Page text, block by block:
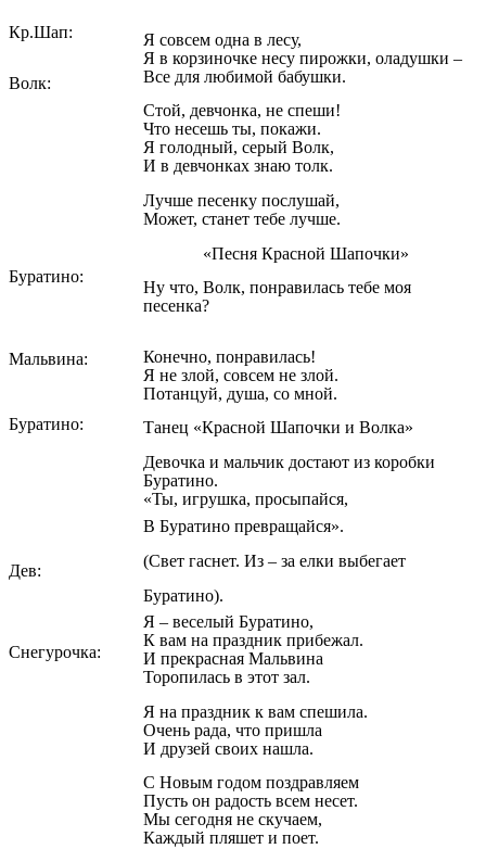
Кр.Шап:
Волк:
Буратино:
Мальвина:
Буратино:
Дев:
Снегурочка:
Я совсем одна в лесу,
Я в корзиночке несу пирожки, оладушки –
Все для любимой бабушки.
Стой, девчонка, не спеши!
Что несешь ты, покажи.
Я голодный, серый Волк,
И в девчонках знаю толк.
Лучше песенку послушай,
Может, станет тебе лучше.
«Песня Красной Шапочки»
Ну что, Волк, понравилась тебе моя
песенка?
Конечно, понравилась!
Я не злой, совсем не злой.
Потанцуй, душа, со мной.
Танец «Красной Шапочки и Волка»
Девочка и мальчик достают из коробки
Буратино.
«Ты, игрушка, просыпайся,
В Буратино превращайся».
(Свет гаснет. Из – за елки выбегает
Буратино).
Я – веселый Буратино,
К вам на праздник прибежал.
И прекрасная Мальвина
Торопилась в этот зал.
Я на праздник к вам спешила.
Очень рада, что пришла
И друзей своих нашла.
С Новым годом поздравляем
Пусть он радость всем несет.
Мы сегодня не скучаем,
Каждый пляшет и поет.